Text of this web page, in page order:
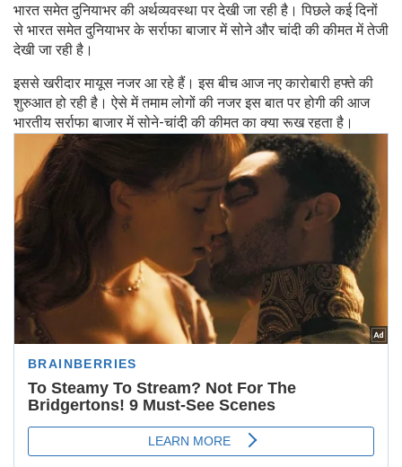
भारत समेत दुनियाभर की अर्थव्यवस्था पर देखी जा रही है। पिछले कई दिनों
से भारत समेत दुनियाभर के सर्राफा बाजार में सोने और चांदी की कीमत में तेजी
देखी जा रही है।
इससे खरीदार मायूस नजर आ रहे हैं। इस बीच आज नए कारोबारी हफ्ते की
शुरुआत हो रही है। ऐसे में तमाम लोगों की नजर इस बात पर होगी की आज
भारतीय सर्राफा बाजार में सोने-चांदी की कीमत का क्या रूख रहता है।